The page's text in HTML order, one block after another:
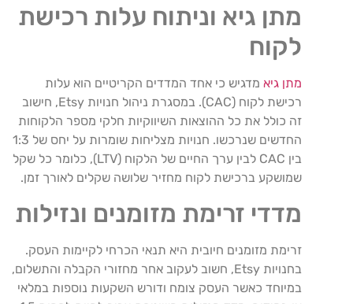
מתן גיא וניתוח עלות רכישת
לקוח
מתן גיא מדגיש כי אחד המדדים הקריטיים הוא עלות
רכישת לקוח (CAC). במסגרת ניהול חנויות Etsy, חישוב
זה כולל את כל ההוצאות השיווקיות חלקי מספר הלקוחות
החדשים שנרכשו. חנויות מצליחות שומרות על יחס של 1:3
בין CAC לבין ערך החיים של הלקוח (LTV), כלומר כל שקל
שמושקע ברכישת לקוח מחזיר שלושה שקלים לאורך זמן.
מדדי זרימת מזומנים ונזילות
זרימת מזומנים חיובית היא תנאי הכרחי לקיימות העסק.
בחנויות Etsy, חשוב לעקוב אחר מחזורי הקבלה והתשלום,
במיוחד כאשר העסק צומח ודורש השקעות נוספות במלאי